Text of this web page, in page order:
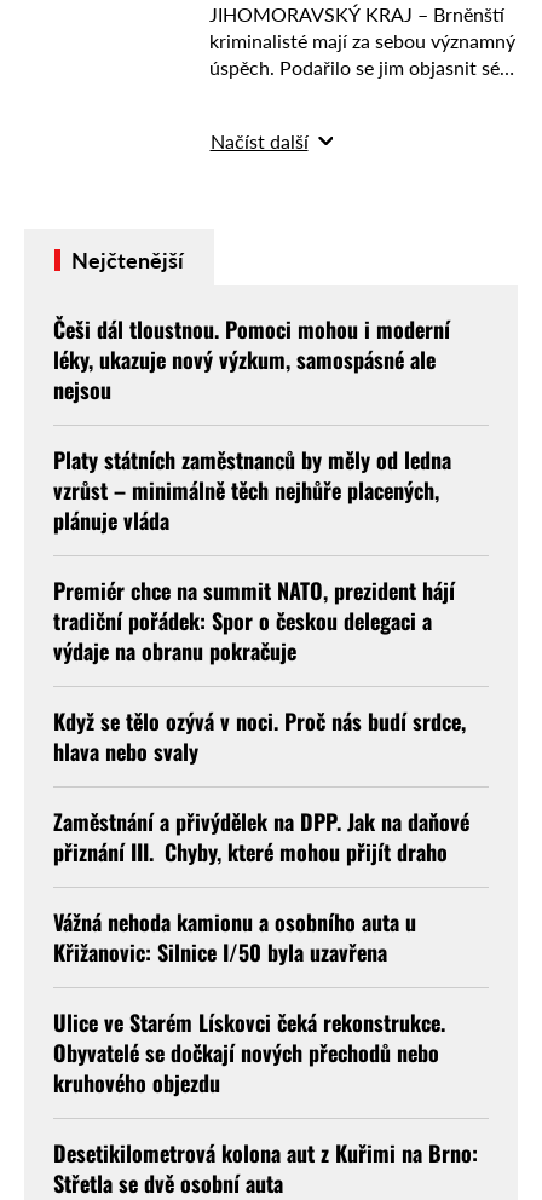
JIHOMORAVSKÝ KRAJ – Brněnští
kriminalisté mají za sebou významný
úspěch. Podařilo se jim objasnit sérii
měsících nejen v Brně, ale …
Načíst další
Nejčtenější
Češi dál tloustnou. Pomoci mohou i moderní
léky, ukazuje nový výzkum, samospásné ale
nejsou
Platy státních zaměstnanců by měly od ledna
vzrůst – minimálně těch nejhůře placených,
plánuje vláda
Premiér chce na summit NATO, prezident hájí
tradiční pořádek: Spor o českou delegaci a
výdaje na obranu pokračuje
Když se tělo ozývá v noci. Proč nás budí srdce,
hlava nebo svaly
Zaměstnání a přivýdělek na DPP. Jak na daňové
přiznání III. Chyby, které mohou přijít draho
Vážná nehoda kamionu a osobního auta u
Křižanovic: Silnice I/50 byla uzavřena
Ulice ve Starém Lískovci čeká rekonstrukce.
Obyvatelé se dočkají nových přechodů nebo
kruhového objezdu
Desetikilometrová kolona aut z Kuřimi na Brno:
Střetla se dvě osobní auta